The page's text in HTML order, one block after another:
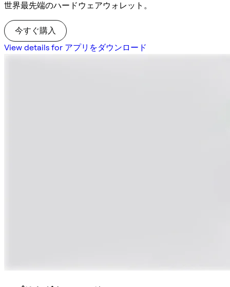
世界最先端のハードウェアウォレット。
今すぐ購入
View details for アプリをダウンロード